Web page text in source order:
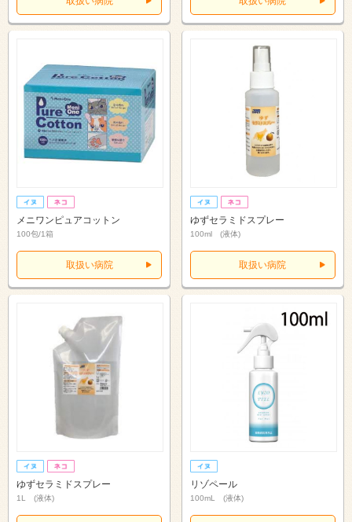
メニワンピュアコットン
100包/1箱
取扱い病院
ゆずセラミドスプレー
100ml (液体)
取扱い病院
ゆずセラミドスプレー
1L (液体)
リゾペール
100mL (液体)